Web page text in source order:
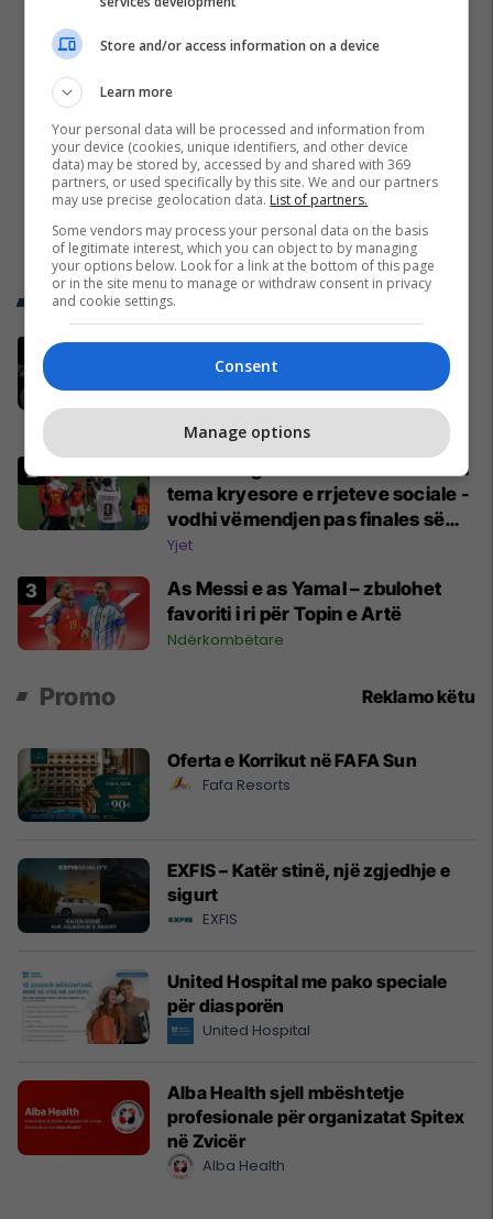
Trend Telegrafi
Dritan Abazoviqi merret në pyetje
për dhënien e shtetësisë së nderit
Mali i Zi
Vëllai i vogël i Yamalit është sërish
tema kryesore e rrjeteve sociale -
vodhi vëmendjen pas finales së
Kupës së Botës
Yjet
As Messi e as Yamal – zbulohet
favoriti i ri për Topin e Artë
Ndërkombëtare
Promo Reklamo këtu
Oferta e Korrikut në FAFA Sun
Fafa Resorts
EXFIS – Katër stinë, një zgjedhje e
sigurt
EXFIS
United Hospital me pako speciale
për diasporën
United Hospital
Alba Health sjell mbështetje
profesionale për organizatat Spitex
në Zvicër
Alba Health
Store and/or access information on a device
Learn more
Your personal data will be processed and information from
your device (cookies, unique identifiers, and other device
data) may be stored by, accessed by and shared with 369
partners, or used specifically by this site. We and our partners
may use precise geolocation data. List of partners.
Some vendors may process your personal data on the basis
of legitimate interest, which you can object to by managing
your options below. Look for a link at the bottom of this page
or in the site menu to manage or withdraw consent in privacy
and cookie settings.
Consent
Manage options